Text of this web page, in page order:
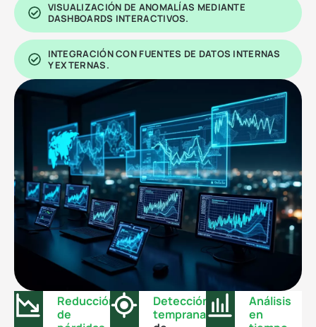
VISUALIZACIÓN DE ANOMALÍAS MEDIANTE
DASHBOARDS INTERACTIVOS.
INTEGRACIÓN CON FUENTES DE DATOS INTERNAS
Y EXTERNAS.
Reducción
de
Detección
temprana
Análisis
en